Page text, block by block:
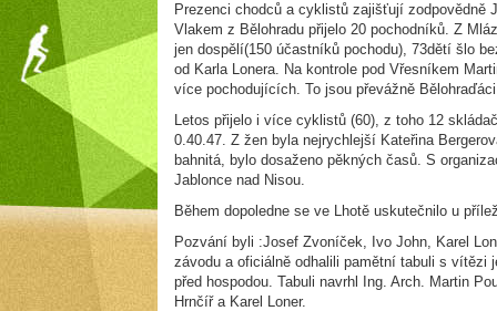
Prezenci chodců a cyklistů zajišťují zodpovědně
Vlakem z Bělohradu přijelo 20 pochodníků. Z
jen dospělí(150 účastníků pochodu), 73dětí šlo
od Karla Lonera. Na kontrole pod Vřesníkem
více pochodujících. To jsou převážně
Letos přijelo i více cyklistů (60), z toho 12
0.40.47. Z žen byla nejrychlejší Kateřina
bahnitá, bylo dosaženo pěkných časů. S
Jablonce nad Nisou.
Během dopoledne se ve Lhotě uskutečnilo u
Pozvání byli :Josef Zvoníček, Ivo John, Karel
závodu a oficiálně odhalili pamětní tabuli s vítězi
před hospodou. Tabuli navrhl Ing. Arch. Martin
Hrnčíř a Karel Loner.